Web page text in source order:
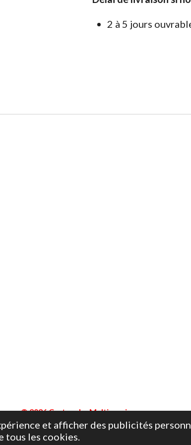
et afficher des publicités
tous les cookies.
2 à 5 jours
© 2026 Cartouche Multiservices